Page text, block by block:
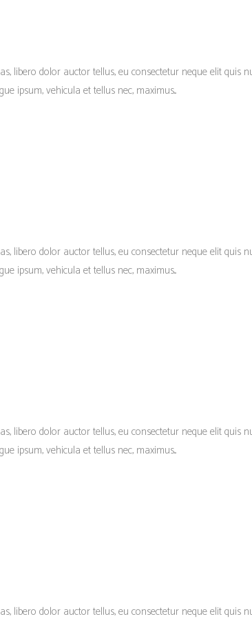
libero dolor auctor tellus, eu consectetur neque elit quis
ipsum, vehicula et tellus nec, maximus...
libero dolor auctor tellus, eu consectetur neque elit quis
ipsum, vehicula et tellus nec, maximus...
libero dolor auctor tellus, eu consectetur neque elit quis
ipsum, vehicula et tellus nec, maximus...
libero dolor auctor tellus, eu consectetur neque elit quis